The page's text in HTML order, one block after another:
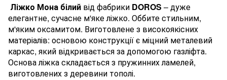
Ліжко Мона білий від фабрики DOROS – дуже
елегантне, сучасне м'яке ліжко. Оббите стильним,
м'яким оксамитом. Виготовлене з високоякісних
матеріалів: основою конструкції є міцний металевий
каркас, який відкривається за допомогою газліфта.
Основа ліжка складається з пружинних ламелей,
виготовлених з деревини тополі.